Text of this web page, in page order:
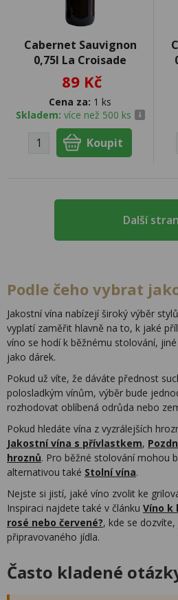
Cabernet Sauvignon
0,75l La Croisade
89 Kč
Cena za: 1 ks
Skladem: více než 500 ks
Další
Podle čeho vybrat
Jakostní vína nabízejí široký výběr
vyplatí zaměřit hlavně na to, k jaké
víno se hodí k běžnému stolování,
jako dárek.
Pokud už víte, že dáváte přednost
polosladkým vínům, výběr bude
rozhodovat oblíbená odrůda nebo
Pokud hledáte vína z vyzrálejších
Jakostní vína s přívlastkem,
hroznů. Pro běžné stolování mohou
alternativou také Stolní vína.
Nejste si jistí, jaké víno zvolit ke
Inspiraci najdete také v článku Víno k
rosé nebo červené?, kde se
připravovaného jídla.
Často kladené